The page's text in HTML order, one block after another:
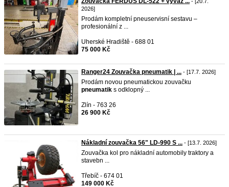
2026]
Prodám kompletní pneuservisní sestavu –
profesionální z ...
Uherské Hradiště - 688 01
75 000 Kč
Ranger24 Zouvačka pneumatik | ... - [17.7. 2026]
Prodám novou pneumatickou zouvačku
pneumatik s odklopný ...
Zlín - 763 26
26 900 Kč
Nákladní zouvačka 56" LD-990 S ... - [13.7. 2026]
Zouvačka kol pro nákladní automobily traktory a
stavebn ...
Třebíč - 674 01
149 000 Kč